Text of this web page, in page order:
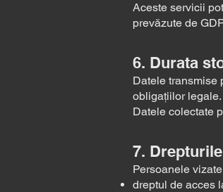
Aceste servicii
prevăzute de
6. Durata
Datele transmise
obligațiilor legale.
Datele colectate
7.
Persoanele
dreptul de acces